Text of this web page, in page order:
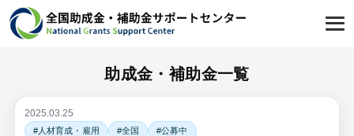
助成金・補助金一覧
2025.03.25
#人材育成・雇用 #全国 #公募中